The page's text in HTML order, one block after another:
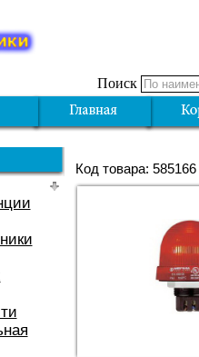
Поиск
Код товара: 585166